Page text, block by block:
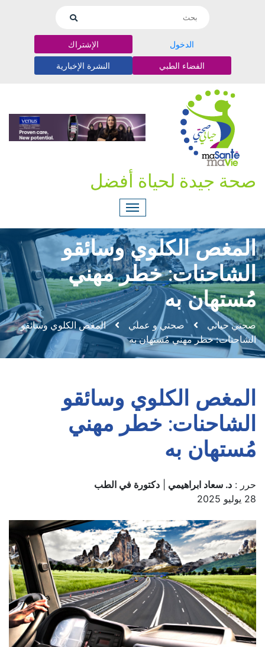
الدخول الإشتراك
الفضاء الطبي النشرة الإخبارية
صحة جيدة لحياة أفضل
المغص الكلوي وسائقو
الشاحنات: خطر مهني
مُستهان به
صحتي حياتي صحتي و عملي
المغص الكلوي وسائقو
الشاحنات: خطر مهني مُستهان به
المغص الكلوي وسائقو
الشاحنات: خطر مهني
مُستهان به
حرر : د. سعاد ابراهيمي
دكتورة في الطب
28 يوليو 2025